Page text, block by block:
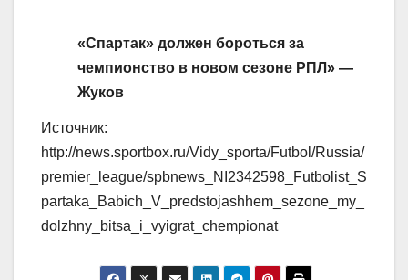
«Спартак» должен бороться за
чемпионство в новом сезоне РПЛ» —
Жуков
Источник:
http://news.sportbox.ru/Vidy_sporta/Futbol/Russia/
premier_league/spbnews_NI2342598_Futbolist_S
partaka_Babich_V_predstojashhem_sezone_my_
dolzhny_bitsa_i_vyigrat_chempionat